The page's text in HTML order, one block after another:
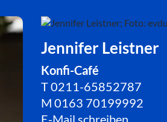
Jennifer Leistner
Konfi-Café
T0211-65852787
M 0163 70199992
E-Mail schreiben